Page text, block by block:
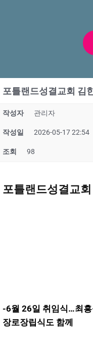
포틀랜드성결교회 김
작성자 관리자
작성일 2026-05-17 22:54
조회 98
포틀랜드성결교
-6월 26일 취임식…최
장로장립식도 함께